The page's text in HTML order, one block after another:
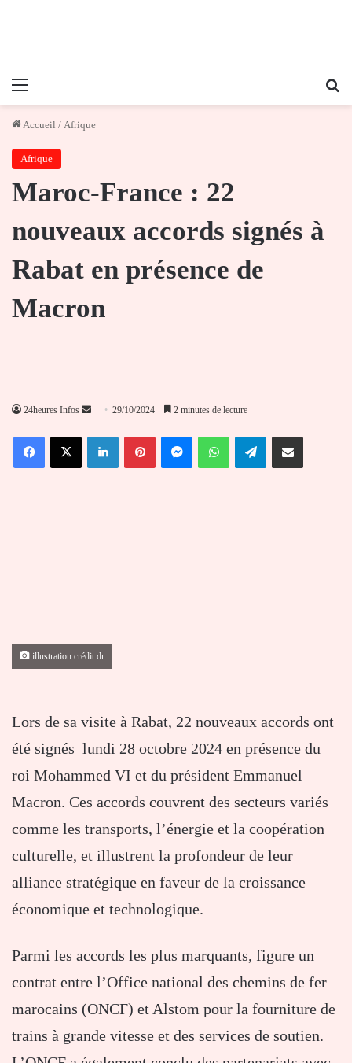
Menu
Accueil / Afrique
Afrique
Maroc-France : 22
nouveaux accords signés à
Rabat en présence de
Macron
24heures Infos
Envoyer
courriel
29/10/2024 2 minutes de lecture
FacebookX LinkedinPinterestMessengerWhatsAppTelegramPartager par email
illustration crédit dr
Lors de sa visite à Rabat, 22 nouveaux accords ont
été signés lundi 28 octobre 2024 en présence du
roi Mohammed VI et du président Emmanuel
Macron. Ces accords couvrent des secteurs variés
comme les transports, l’énergie et la coopération
culturelle, et illustrent la profondeur de leur
alliance stratégique en faveur de la croissance
économique et technologique.
Parmi les accords les plus marquants, figure un
contrat entre l’Office national des chemins de fer
marocains (ONCF) et Alstom pour la fourniture de
trains à grande vitesse et des services de soutien.